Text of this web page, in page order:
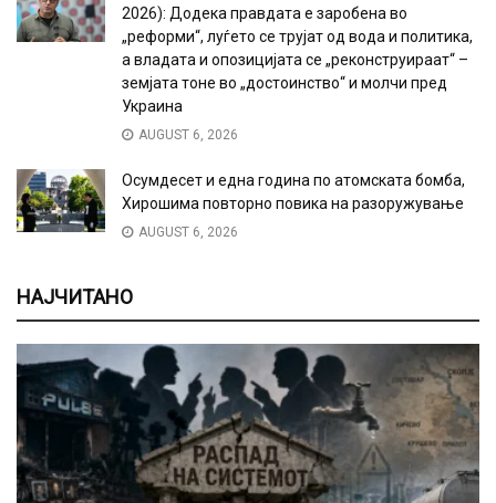
2026): Додека правдата е заробена во
„реформи“, луѓето се трујат од вода и политика,
а владата и опозицијата се „реконструираат“ –
земјата тоне во „достоинство“ и молчи пред
Украина
AUGUST 6, 2026
Осумдесет и една година по атомската бомба,
Хирошима повторно повика на разоружување
AUGUST 6, 2026
НАЈЧИТАНО